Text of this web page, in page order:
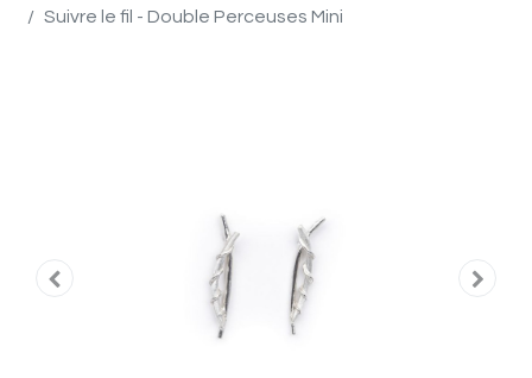
Suivre le fil - Double Perceuses Mini